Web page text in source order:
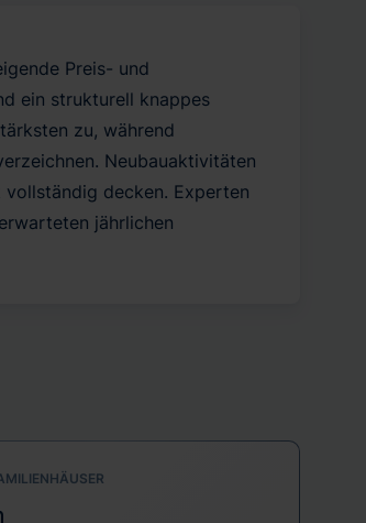
Preis- und
ein strukturell knappes
zu, während
Neubauaktivitäten
decken. Experten
jährlichen